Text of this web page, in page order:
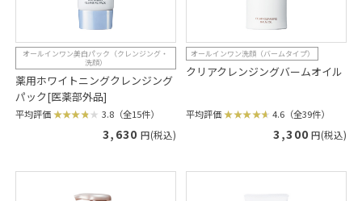
オールインワン美白パック（クレンジング・
洗顔）
薬用ホワイトニングクレンジング
パック[医薬部外品]
平均評価 3.8（全15件）
3,630 円(税込)
オールインワン洗顔（バームタイプ）
クリアクレンジングバームオイル
平均評価 4.6（全39件）
3,300 円(税込)